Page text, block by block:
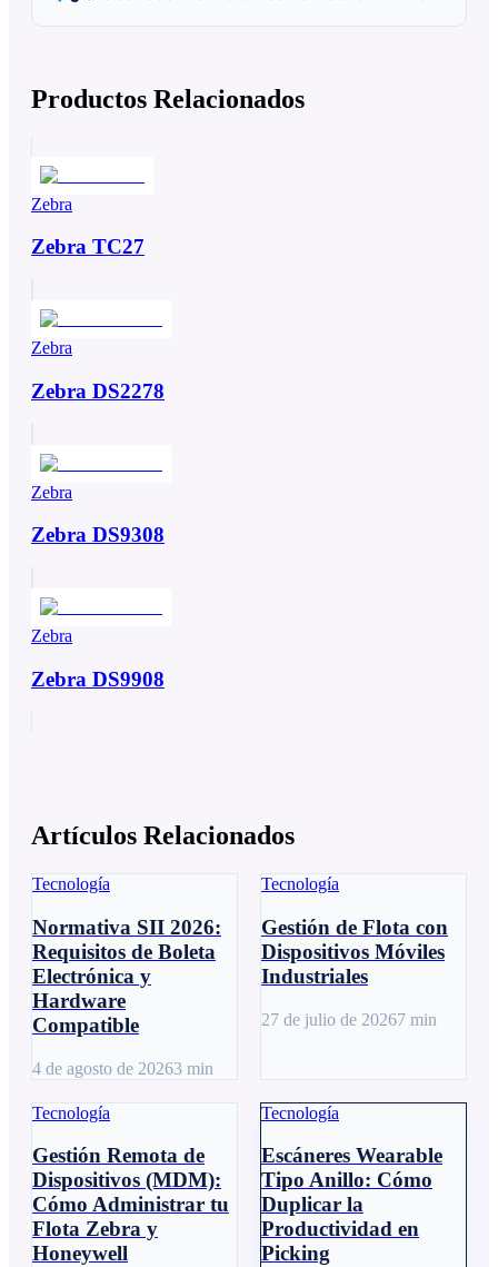
Productos Relacionados
Zebra
Zebra TC27
Zebra
Zebra DS2278
Zebra
Zebra DS9308
Zebra
Zebra DS9908
Artículos Relacionados
Tecnología
Normativa SII 2026:
Requisitos de Boleta
Electrónica y
Hardware
Compatible
4 de agosto de 20263 min
Tecnología
Gestión de Flota con
Dispositivos Móviles
Industriales
27 de julio de 20267 min
Tecnología
Gestión Remota de
Dispositivos (MDM):
Cómo Administrar tu
Flota Zebra y
Honeywell
Tecnología
Escáneres Wearable
Tipo Anillo: Cómo
Duplicar la
Productividad en
Picking